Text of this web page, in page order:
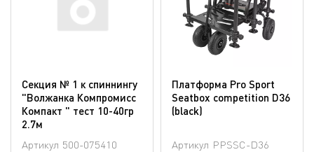
Секция № 1 к спиннингу
"Волжанка Компромисс
Компакт " тест 10-40гр
2.7м
Артикул 500-075410
Платформа Pro Sport
Seatbox competition D36
(blaсk)
Артикул PPSSC-D36